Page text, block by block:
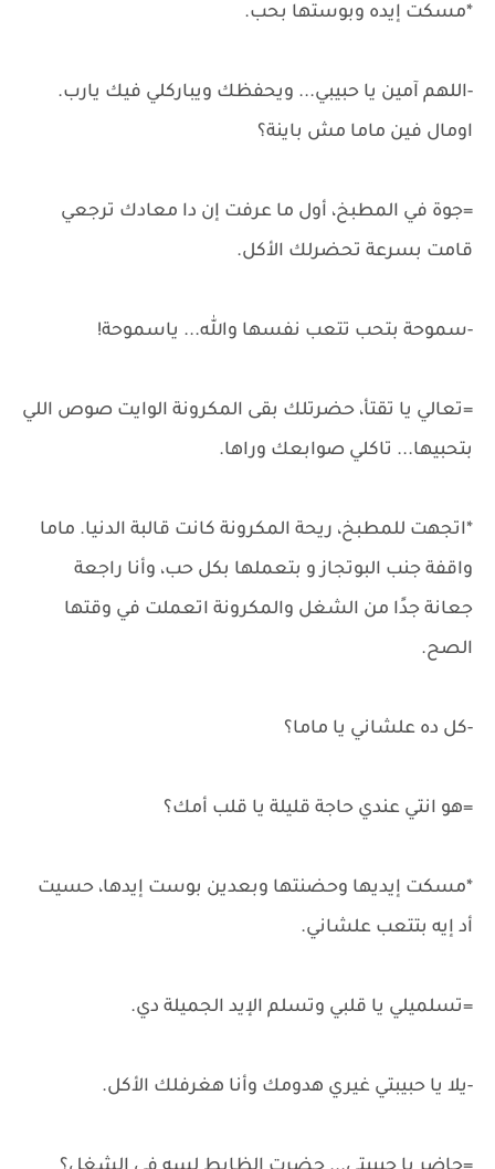
*مسكت إيده وبوستها بحب.
-اللهم آمين يا حبيبي... ويحفظك ويباركلي فيك يارب.
اومال فين ماما مش باينة؟
=جوة في المطبخ، أول ما عرفت إن دا معادك ترجعي
قامت بسرعة تحضرلك الأكل.
-سموحة بتحب تتعب نفسها والله... ياسموحة!
=تعالي يا تقتأ، حضرتلك بقى المكرونة الوايت صوص اللي
بتحبيها... تاكلي صوابعك وراها.
*اتجهت للمطبخ، ريحة المكرونة كانت قالبة الدنيا. ماما
واقفة جنب البوتجاز و بتعملها بكل حب، وأنا راجعة
جعانة جدًا من الشغل والمكرونة اتعملت في وقتها
الصح.
-كل ده علشاني يا ماما؟
=هو انتي عندي حاجة قليلة يا قلب أمك؟
*مسكت إيديها وحضنتها وبعدين بوست إيدها، حسيت
أد إيه بتتعب علشاني.
=تسلميلي يا قلبي وتسلم الإيد الجميلة دي.
-يلا يا حبيبتي غيري هدومك وأنا هغرفلك الأكل.